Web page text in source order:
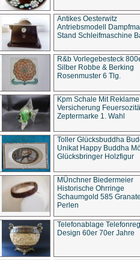
Antikes Oesterwitz
Antriebsmodell
Stand Schleifmaschine
R&b Vorlegebesteck
Silber Robbe & Berking
Rosenmuster 6 Tlg.
Kpm Schale Mit Reklame
Versicherung
Zeptermarke 1. Wahl
Toller Glücksbuddha
Unikat Happy Buddha
Glücksbringer Holzfigur
MÜnchner Biedermeier
Historische Ohrringe
Schaumgold 585
Perlen
Telefonablage
Design 60er 70er Jahre